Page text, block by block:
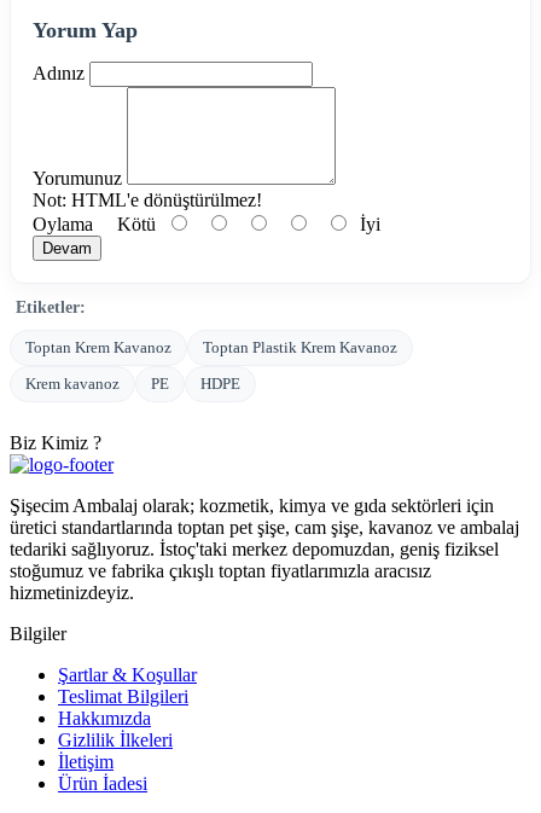
Yorum Yap
Adınız
Yorumunuz
Not: HTML'e dönüştürülmez!
Oylama Kötü İyi
Devam
Etiketler:
Toptan Krem Kavanoz
Toptan Plastik Krem Kavanoz
Krem kavanoz
PE HDPE
Biz Kimiz ?
Şişecim Ambalaj olarak; kozmetik, kimya ve gıda sektörleri için
üretici standartlarında toptan pet şişe, cam şişe, kavanoz ve ambalaj
tedariki sağlıyoruz. İstoç'taki merkez depomuzdan, geniş fiziksel
stoğumuz ve fabrika çıkışlı toptan fiyatlarımızla aracısız
hizmetinizdeyiz.
Bilgiler
Şartlar & Koşullar
Teslimat Bilgileri
Hakkımızda
Gizlilik İlkeleri
İletişim
Ürün İadesi